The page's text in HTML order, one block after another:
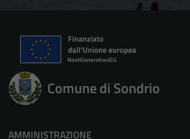
Comune di Sondrio
AMMINISTRAZIONE